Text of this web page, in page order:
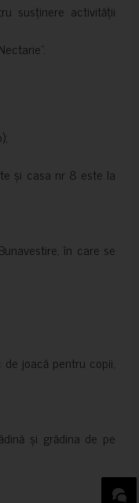
susținere activității
și casa nr 8 este la
în care se
joacă pentru copii,
și grădina de pe